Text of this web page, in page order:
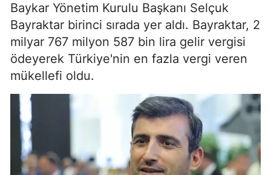
Baykar Yönetim Kurulu Başkanı Selçuk
Bayraktar birinci sırada yer aldı. Bayraktar, 2
milyar 767 milyon 587 bin lira gelir vergisi
ödeyerek Türkiye'nin en fazla vergi veren
mükellefi oldu.